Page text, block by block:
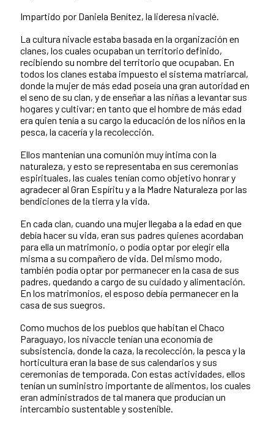
Impartido por Daniela Benítez, la lideresa nivaclé.
La cultura nivacle estaba basada en la organización en
clanes, los cuales ocupaban un territorio definido,
recibiendo su nombre del territorio que ocupaban. En
todos los clanes estaba impuesto el sistema matriarcal,
donde la mujer de más edad poseía una gran autoridad en
el seno de su clan, y de enseñar a las niñas a levantar sus
hogares y cultivar; en tanto que el hombre de más edad
era quien tenía a su cargo la educación de los niños en la
pesca, la cacería y la recolección.
Ellos mantenían una comunión muy íntima con la
naturaleza, y esto se representaba en sus ceremonias
espirituales, las cuales tenían como objetivo honrar y
agradecer al Gran Espíritu y a la Madre Naturaleza por las
bendiciones de la tierra y la vida.
En cada clan, cuando una mujer llegaba a la edad en que
debía hacer su vida, eran sus padres quienes acordaban
para ella un matrimonio, o podía optar por elegir ella
misma a su compañero de vida. Del mismo modo,
también podía optar por permanecer en la casa de sus
padres, quedando a cargo de su cuidado y alimentación.
En los matrimonios, el esposo debía permanecer en la
casa de sus suegros.
Como muchos de los pueblos que habitan el Chaco
Paraguayo, los nivaccle tenían una economía de
subsistencia, donde la caza, la recolección, la pesca y la
horticultura eran la base de sus calendarios y sus
ceremonias de temporada. Con estas actividades, ellos
tenían un suministro importante de alimentos, los cuales
eran administrados de tal manera que producían un
intercambio sustentable y sostenible.